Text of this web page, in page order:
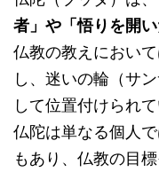
者」や「悟りを開い
仏教の教えにおい
し、迷いの輪（サ
して位置付けられて
仏陀は単なる個人
もあり、仏教の目